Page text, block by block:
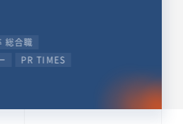
総合職
PR TIMES